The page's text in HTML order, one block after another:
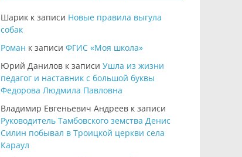
Шарик к записи Новые правила выгула
собак
Роман к записи ФГИС «Моя школа»
Юрий Данилов к записи Ушла из жизни
педагог и наставник с большой буквы
Федорова Людмила Павловна
Владимир Евгеньевич Андреев к записи
Руководитель Тамбовского земства Денис
Силин побывал в Троицкой церкви села
Караул